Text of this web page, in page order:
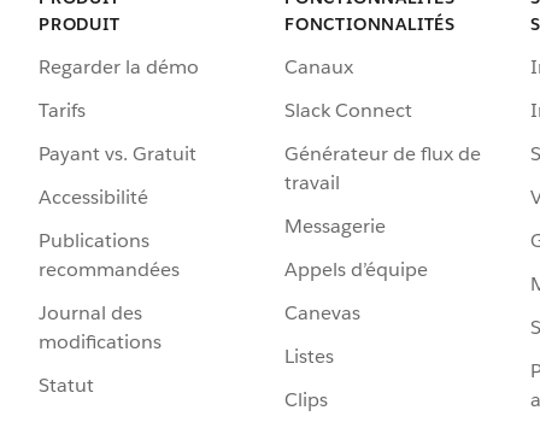
PRODUIT
Regarder la démo
Tarifs
Payant vs. Gratuit
Accessibilité
Publications
recommandées
Journal des
modifications
Statut
FONCTIONNALITÉS
Canaux
Slack Connect
Générateur de flux de
travail
Messagerie
Appels d’équipe
Canevas
Listes
Clips